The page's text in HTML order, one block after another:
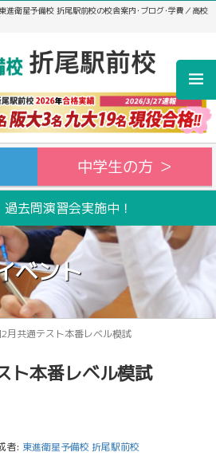
進衛星予備校 折尾駅前校の校舎案内･ブログ･学費／高校
中学生の方 ＞
過去問演習会実施中！
ベント
月共通テスト本番レベル模試
ト本番レベル模試
者: 東進衛星予備校 折尾駅前校